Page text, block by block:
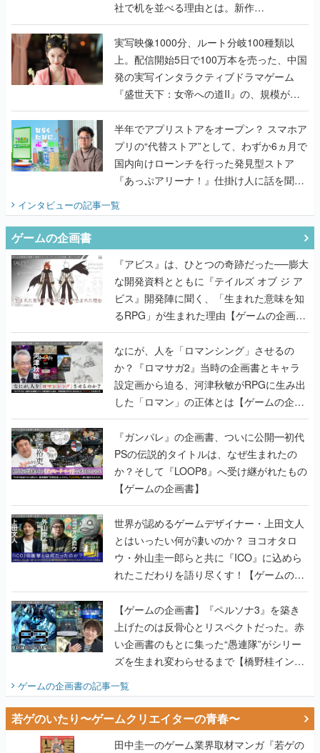
社で机を並べる理由とは。新作
『TATSUJIN EXTREME』で初タッグを組
んだレジェンド2人に訊く開発秘話
実写映像1000分、ルート分岐100種類以
上。配信開始5日で100万本を売った、中国
発の実写インタラクティブドラマゲーム
『盛世天下：女帝への道II』の、規模が違
うこだわりをプロデューサーに聞いた
半年でアプリストアをオープン？ スマホア
プリの“代替ストア”として、わずか6ヵ月で
国内向けローンチを行った発見型ストア
『あっぷアリーナ！』仕掛け人に話を聞い
てみた
インタビューの記事一覧
ゲームの企画書
『アビス』は、ひとつの奇跡だった──膨大
な開発資料とともに『テイルズ オブ ジ ア
ビス』開発陣に聞く、「生まれた意味を知
るRPG」が生まれた理由【ゲームの企画
書】
なにが、人を「ロマンシング」させるの
か？『ロマサガ2』当時の企画書とキャラ
設定画から迫る、河津秋敏がRPGに生み出
した「ロマン」の正体とは【ゲームの企画
書】
『ガンパレ』の企画書、ついに公開━初代
PSの伝説的タイトルは、なぜ生まれたの
か？そして『LOOP8』へ受け継がれたもの
【ゲームの企画書】
世界が認めるゲームデザイナー・上田文人
とはいったい何が凄いのか？ ヨコオタロ
ウ・外山圭一郎らと共に『ICO』に込めら
れたこだわりを語り尽くす！【ゲームの企
画書】
【ゲームの企画書】『ペルソナ3』を築き
上げたのは反骨心とリスペクトだった。赤
い企画書のもとに集った“愚連隊”がシリー
ズを生まれ変わらせるまで【橋野桂インタ
ビュー】
ゲームの企画書の記事一覧
若ゲのいたり〜ゲームクリエイターの青春〜
田中圭一のゲーム業界取材マンガ『若ゲの